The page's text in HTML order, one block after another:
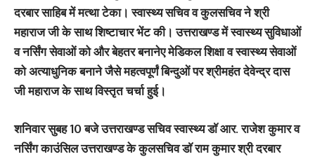
दरबार साहिब में मत्था टेका। स्वास्थ्य सचिव व कुलसचिव ने श्री
महाराज जी के साथ शिष्टाचार भेंट की। उत्तराखण्ड में स्वास्थ्य सुविधाओं
व नर्सिंग सेवाओं को और बेहतर बनानेए मेडिकल शिक्षा व स्वास्थ्य सेवाओं
को अत्याधुनिक बनाने जैसे महत्वपूर्णं बिन्दुओं पर श्रीमहंत देवेन्द्र दास
जी महाराज के साथ विस्तृत चर्चा हुई।
शनिवार सुबह 10 बजे उत्तराखण्ड सचिव स्वास्थ्य डाॅ आर. राजेश कुमार व
नर्सिंग काउंसिल उत्तराखण्ड के कुलसचिव डाॅ राम कुमार श्री दरबार